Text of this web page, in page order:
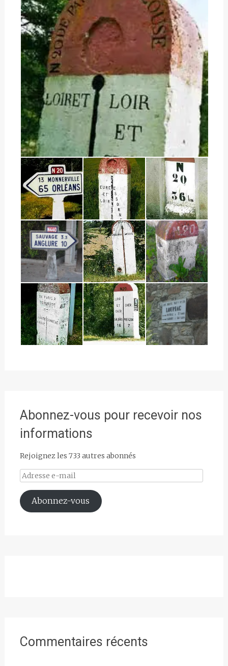
Abonnez-vous pour recevoir nos
informations
Rejoignez les 733 autres abonnés
Adresse
e-
mail
Abonnez-vous
Commentaires récents